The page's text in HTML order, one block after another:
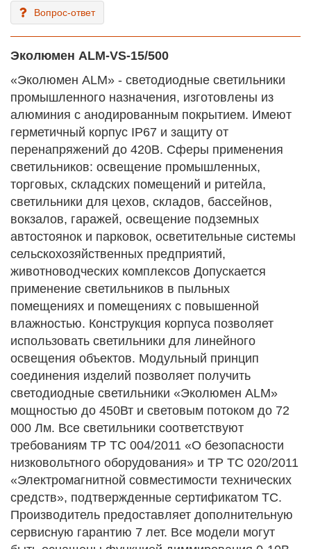
Вопрос-ответ
Эколюмен ALM-VS-15/500
«Эколюмен ALM» - светодиодные светильники
промышленного назначения, изготовлены из
алюминия с анодированным покрытием. Имеют
герметичный корпус IP67 и защиту от
перенапряжений до 420В. Сферы применения
светильников: освещение промышленных,
торговых, складских помещений и ритейла,
светильники для цехов, складов, бассейнов,
вокзалов, гаражей, освещение подземных
автостоянок и парковок, осветительные системы
сельскохозяйственных предприятий,
животноводческих комплексов Допускается
применение светильников в пыльных
помещениях и помещениях с повышенной
влажностью. Конструкция корпуса позволяет
использовать светильники для линейного
освещения объектов. Модульный принцип
соединения изделий позволяет получить
светодиодные светильники «Эколюмен ALM»
мощностью до 450Вт и световым потоком до 72
000 Лм. Все светильники соответствуют
требованиям ТР ТС 004/2011 «О безопасности
низковольтного оборудования» и ТР ТС 020/2011
«Электромагнитной совместимости технических
средств», подтвержденные сертификатом ТС.
Производитель предоставляет дополнительную
сервисную гарантию 7 лет. Все модели могут